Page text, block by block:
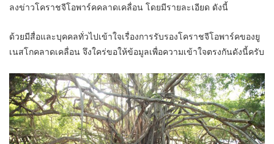
ลงข่าวโคราชจีโอพาร์คคลาดเคลื่อน โดยมีรายละเอียด ดังนี้
ด้วยมีสื่อและบุคคลทั่วไปเข้าใจเรื่องการรับรองโคราชจีโอพาร์คของยู
เนสโกคลาดเคลื่อน จึงใคร่ขอให้ข้อมูลเพื่อความเข้าใจตรงกันดังนี้ครับ